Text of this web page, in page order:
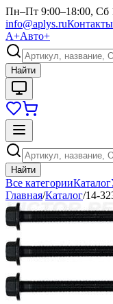
Пн–Пт 9:00–18:00, Сб
info@aplys.ruКонтакты
А+Авто+
Найти
Найти
Все категорииКаталог
Главная/Каталог/14-